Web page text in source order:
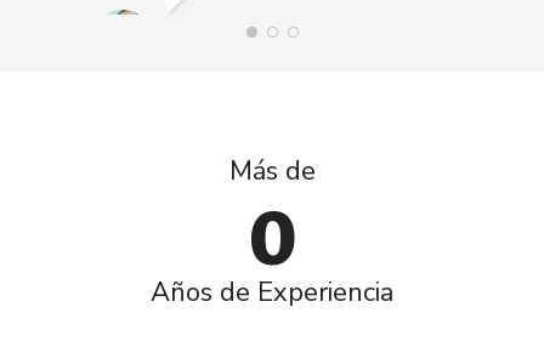
KAREN RAMOS
Más de
Años de Experiencia
0